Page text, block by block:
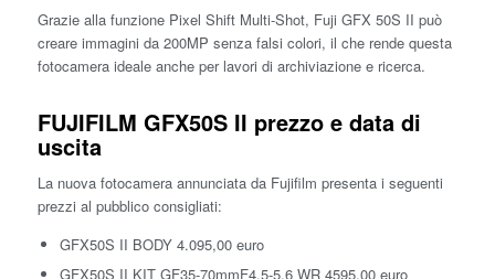
Grazie alla funzione Pixel Shift Multi-Shot, Fuji GFX 50S II può
creare immagini da 200MP senza falsi colori, il che rende questa
fotocamera ideale anche per lavori di archiviazione e ricerca.
FUJIFILM GFX50S II prezzo e data di
uscita
La nuova fotocamera annunciata da Fujifilm presenta i seguenti
prezzi al pubblico consigliati:
GFX50S II BODY 4.095,00 euro
GFX50S II KIT GF35-70mmF4.5-5.6 WR 4595,00 euro